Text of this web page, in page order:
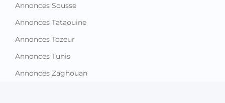
Annonces Sousse
Annonces Tataouine
Annonces Tozeur
Annonces Tunis
Annonces Zaghouan